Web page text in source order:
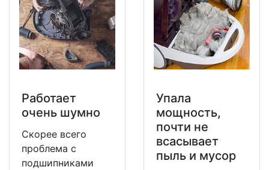
Работает
очень шумно
Скорее всего
проблема с
подшипниками
Упала
мощность,
почти не
всасывает
пыль и мусор